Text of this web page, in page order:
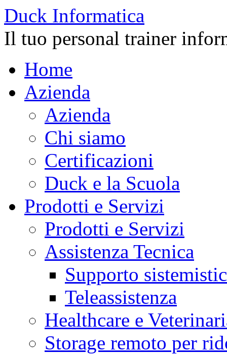
Duck Informatica
Il tuo personal trainer
Home
Azienda
Azienda
Chi siamo
Certificazioni
Duck e la Scuola
Prodotti e Servizi
Prodotti e Servizi
Assistenza Tecnica
Supporto
Teleassistenza
Healthcare e
Storage remoto per